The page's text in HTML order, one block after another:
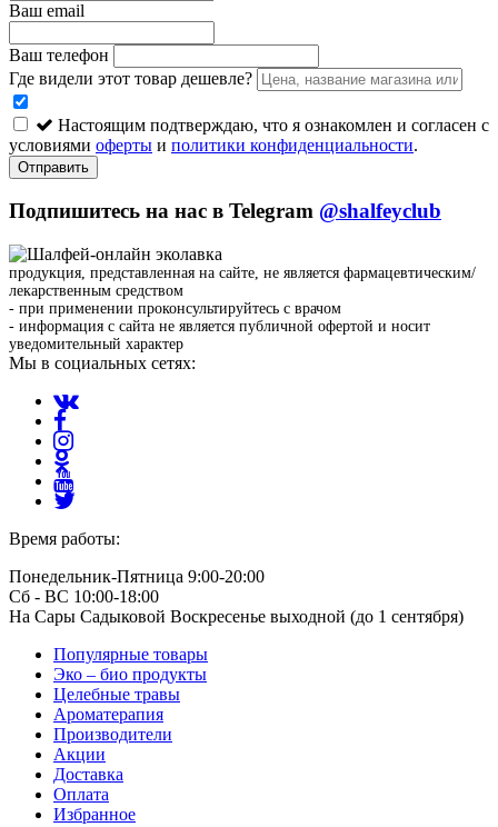
Ваш email
Ваш телефон
Где видели этот товар дешевле?
Настоящим подтверждаю, что я ознакомлен и согласен с
условиями оферты и политики конфиденциальности.
Отправить
Подпишитесь на нас в Telegram @shalfeyclub
продукция, представленная на сайте, не является фармацевтическим/
лекарственным средством
- при применении проконсультируйтесь с врачом
- информация с сайта не является публичной офертой и носит
уведомительный характер
Мы в социальных сетях:
Время работы:
Понедельник-Пятница 9:00-20:00
Сб - ВС 10:00-18:00
На Сары Садыковой Воскресенье выходной (до 1 сентября)
Популярные товары
Эко – био продукты
Целебные травы
Ароматерапия
Производители
Акции
Доставка
Оплата
Избранное